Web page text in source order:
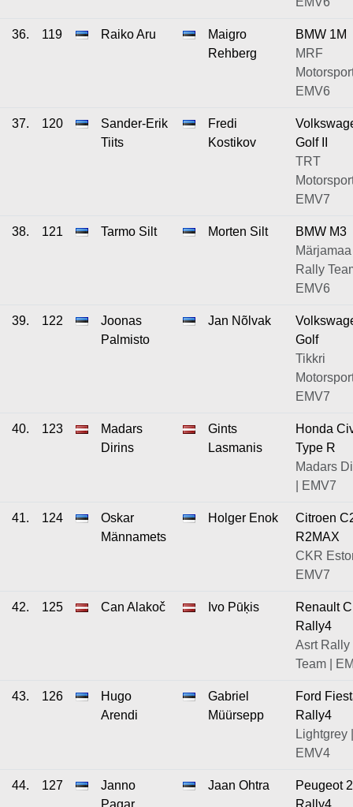
36. 119 Raiko Aru
Maigro
Rehberg
BMW 1M
MRF
EMV6
37. 120
Sander-Erik
Tiits
Fredi
Kostikov
Golf II
TRT
EMV7
38. 121 Tarmo Silt Morten Silt
BMW M3
Märjamaa
Rally
EMV6
39. 122
Joonas
Palmisto
Jan Nõlvak
Golf
Tikkri
EMV7
40. 123
Madars
Dirins
Gints
Lasmanis
Honda
Type R
Madars
| EMV7
41. 124
Oskar
Männamets
Holger Enok
Citroen
R2MAX
CKR
EMV7
42. 125 Can Alakoč Ivo Pūķis
Renault
Rally4
Asrt Rally
Team |
43. 126
Hugo
Arendi
Gabriel
Müürsepp
Ford
Rally4
Lightgrey |
EMV4
44. 127
Janno
Pagar
Jaan Ohtra
Peugeot
Rally4